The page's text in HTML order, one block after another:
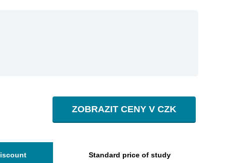
ZOBRAZIT CENY V CZK
Standard price of study